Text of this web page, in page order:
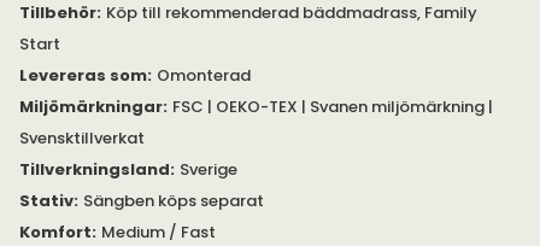
vilka sängben du önskar genom att klicka här
Svårt att välja säng? Boka tid med någon av våra
för mer information.
Tillbehör: Köp till rekommenderad bäddmadrass, Family
Start
Levereras som: Omonterad
Miljömärkningar: FSC | OEKO-TEX | Svanen miljömärkning |
Svensktillverkat
Tillverkningsland: Sverige
Stativ: Sängben köps separat
Komfort: Medium / Fast